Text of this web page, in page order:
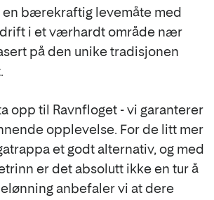
bærekraftig levemåte med
i et værhardt område nær
på den unike tradisjonen
opp til Ravnfloget - vi garanterer
opplevelse. For de litt mer
et godt alternativ, og med
er det absolutt ikke en tur å
anbefaler vi at dere